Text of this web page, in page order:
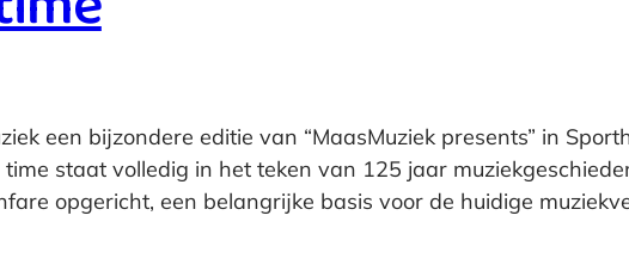
een bijzondere editie van “MaasMuziek presents” in
staat volledig in het teken van 125 jaar
opgericht, een belangrijke basis voor de huidige